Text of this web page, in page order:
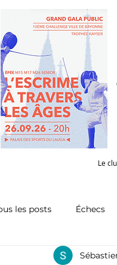
Le
les posts Échecs
Omnisports